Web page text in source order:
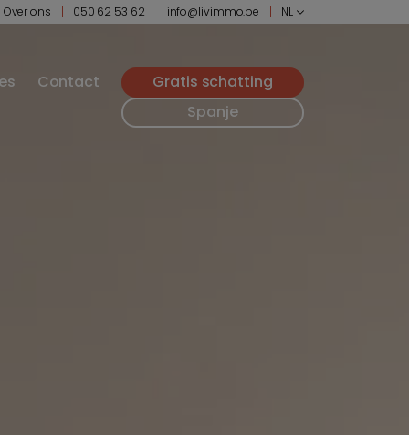
Over ons 050 62 53 62 info@livimmo.be NL
Contact
Gratis schatting
Spanje